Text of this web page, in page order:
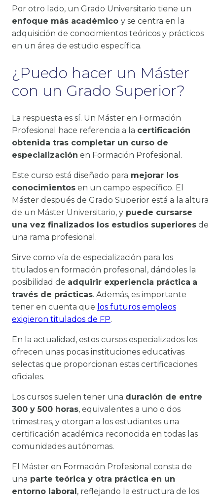
Por otro lado, un Grado Universitario tiene un
enfoque más académico y se centra en la
adquisición de conocimientos teóricos y prácticos
en un área de estudio específica.
¿Puedo hacer un Máster
con un Grado Superior?
La respuesta es sí. Un Máster en Formación
Profesional hace referencia a la certificación
obtenida tras completar un curso de
especialización en Formación Profesional.
Este curso está diseñado para mejorar los
conocimientos en un campo específico. El
Máster después de Grado Superior está a la altura
de un Máster Universitario, y puede cursarse
una vez finalizados los estudios superiores de
una rama profesional.
Sirve como vía de especialización para los
titulados en formación profesional, dándoles la
posibilidad de adquirir experiencia práctica a
través de prácticas. Además, es importante
tener en cuenta que los futuros empleos
exigieron titulados de FP.
En la actualidad, estos cursos especializados los
ofrecen unas pocas instituciones educativas
selectas que proporcionan estas certificaciones
oficiales.
Los cursos suelen tener una duración de entre
300 y 500 horas, equivalentes a uno o dos
trimestres, y otorgan a los estudiantes una
certificación académica reconocida en todas las
comunidades autónomas.
El Máster en Formación Profesional consta de
una parte teórica y otra práctica en un
entorno laboral , reflejando la estructura de los